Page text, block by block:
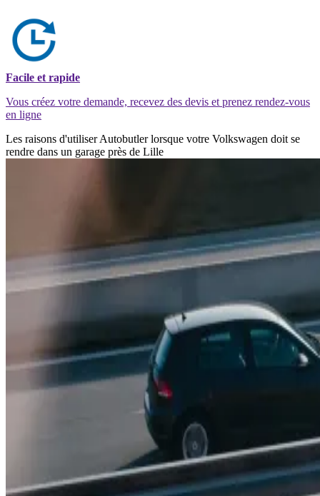
Facile et rapide
Vous créez votre demande, recevez des devis et prenez rendez-vous
en ligne
Les raisons d'utiliser Autobutler lorsque votre Volkswagen doit se
rendre dans un garage près de Lille